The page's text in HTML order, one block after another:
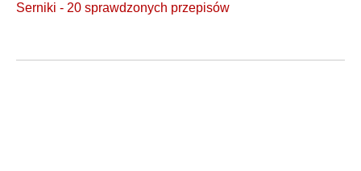
Serniki - 20 sprawdzonych przepisów